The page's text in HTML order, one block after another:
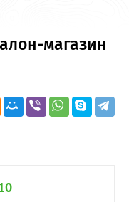
магазин